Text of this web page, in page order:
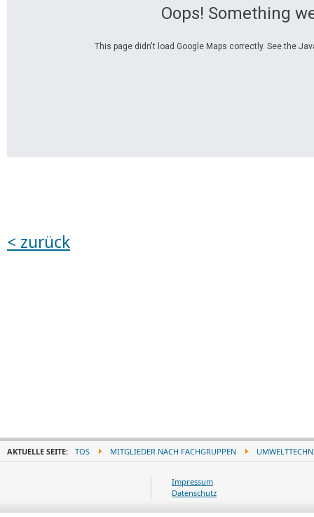
Oops! Something
This page didn't load Google Maps correctly. See the
< zurück
AKTUELLE SEITE: TOS MITGLIEDER NACH FACHGRUPPEN
Impressum
Datenschutz